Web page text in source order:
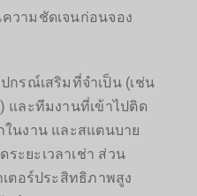
วามชัดเจนก่อนจอง
กรณ์เสริมที่จำเป็น (เช่น
และทีมงานที่เข้าไปติด
นงาน และสแตนบาย
ะยะเวลาเช่า ส่วน
ตอร์ประสิทธิภาพสูง